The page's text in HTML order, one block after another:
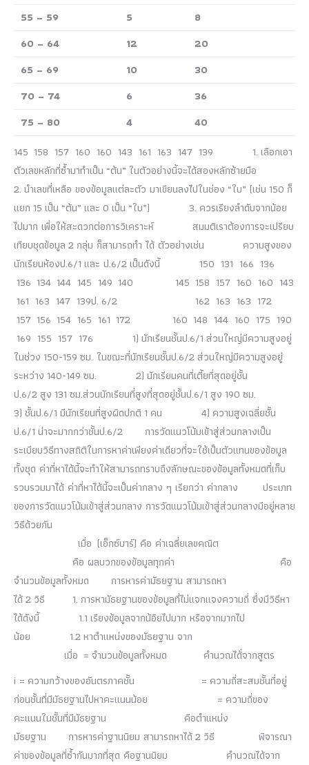
55 – 59
5
8
60 – 64
12
20
65 – 69
10
30
70 – 74
6
36
75 – 80
4
40
145 158 157 160 160 143 161 163 147 139 1. เลือกเอา
ตัวเลขหลักที่ซ้ำมาทำเป็น “ต้น” ในตัวอย่างนี้จะได้สองหลักซ้ายมือ
2. นำเลขที่เหลือ ของข้อมูลแต่ละตัว มาเขียนลงไปในช่อง “ใบ” (เช่น 150 ก็
แยก 15 เป็น “ต้น” และ 0 เป็น “ใบ”) 3. ควรเรียงลำดับจากน้อย
ไปมาก เพื่อให้สะดวกต่อการวิเคราะห์ สมมติเราต้องการจะเปรียบ
เทียบชุดข้อมูล 2 กลุ่ม ก็สามารถทำ ได้ ตัวอย่างเช่น ความสูงของ
นักเรียนห้องป.6/1 และ ป.6/2 เป็นดังนี้ 150 131 166 136
136 134 144 145 149 140 145 158 157 160 160 143
161 163 147 139ป. 6/2 162 163 163 172
157 156 154 165 161 172 160 148 144 160 175 190
169 155 157 176 1) นักเรียนชั้นป.6/1 ส่วนใหญ่มีความสูงอยู่
ในช่วง 150-159 ซม. ในขณะที่นักเรียนชั้นป.6/2 ส่วนใหญ่มีความสูงอยู่
ระหว่าง 140-149 ซม. 2) นักเรียนคนที่เตี้ยที่สุดอยู่ชั้น
ป.6/2 สูง 131 ซม.ส่วนนักเรียนที่สูงที่สุดอยู่ชั้นป.6/1 สูง 190 ซม.
3) ชั้นป.6/1 มีนักเรียนที่สูงผิดปกติ 1 คน 4) ความสูงเฉลี่ยชั้น
ป.6/1 น่าจะมากกว่าชั้นป.6/2 การวัดแนวโน้มเข้าสู่ส่วนกลางเป็น
ระเบียบวิธีทางสถิติในการหาค่าเพียงค่าเดียวที่จะใช้เป็นตัวแทนของข้อมูล
ทั้งชุด ค่าที่หาได้นี้จะทำให้สามารถทราบถึงลักษณะของข้อมูลทั้งหมดที่เก็บ
รวบรวมมาได้ ค่าที่หาได้นี้จะเป็นค่ากลาง ๆ เรียกว่า ค่ากลาง ประเภท
ของการวัดแนวโน้มเข้าสู่ส่วนกลาง การวัดแนวโน้มเข้าสู่ส่วนกลางมีอยู่หลาย
วิธีด้วยกัน
เมื่อ (เอ็กซ์บาร์) คือ ค่าเฉลี่ยเลขคณิต
คือ ผลบวกของข้อมูลทุกค่า คือ
จำนวนข้อมูลทั้งหมด การหารค่ามัธยฐาน สามารถหา
ได้ 2 วิธี 1. การหามัธยฐานของข้อมูลที่ไม่แจกแจงความถี่ ซึ่งมีวิธีหา
ได้ดังนี้ 1.1 เรียงข้อมูลจากน้อิยไปมาก หรือจากมากไป
น้อย 1.2 หาตำแหน่งของมัธยฐาน จาก
เมื่อ = จำนวนข้อมูลทั้งหมด คำนวณได้่จากสูตร
i = ความกว้างของอันตรภาคชั้น = ความถี่สะสมชั้นที่อยู่
ก่อนชั้นที่มีมัธยฐานไปหาคะแนนน้อย = ความถี่ของ
คะแนนในชั้นที่มีมัธยฐาน คือตำแหน่ง
มัธยฐาน การหารค่าฐานนิยม สามารถหาได้ 2 วิธี พิจารณา
ค่าของข้อมูลที่ซ้ำกันมากที่สุด คือฐานนิยม คำนวณได้จาก